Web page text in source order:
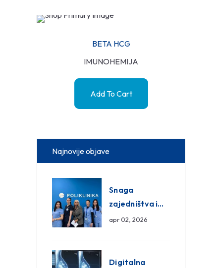
BETA HCG
IMUNOHEMIJA
Add To Cart
Najnovije objave
Snaga
zajedništva i
razmjena
Group
apr 02, 2026
Digitalna